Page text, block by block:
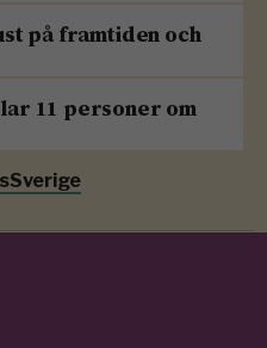
på framtiden och
11 personer om